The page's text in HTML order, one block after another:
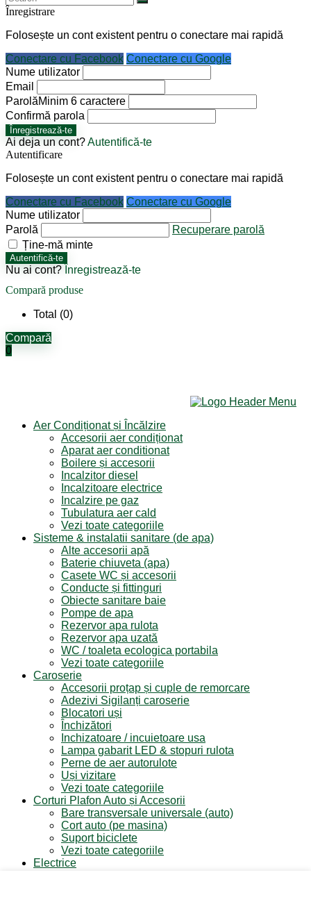
Înregistrare
Folosește un cont existent pentru o conectare mai rapidă
Conectare cu Facebook Conectare cu Google
Nume utilizator
Email
ParolăMinim 6 caractere
Confirmă parola
Înregistrează-te
Ai deja un cont?Autentifică-te
Autentificare
Folosește un cont existent pentru o conectare mai rapidă
Conectare cu Facebook Conectare cu Google
Nume utilizator
Parolă
Recuperare parolă
Ține-mă minte
Autentifică-te
Nu ai cont? Înregistrează-te
Compară produse
Total (0)
Compară
0
Aer Condiționat și Încălzire
Accesorii aer condiționat
Aparat aer conditionat
Boilere și accesorii
Incalzitor diesel
Incalzitoare electrice
Incalzire pe gaz
Tubulatura aer cald
Vezi toate categoriile
Sisteme & instalatii sanitare (de apa)
Alte accesorii apă
Baterie chiuveta (apa)
Casete WC și accesorii
Conducte și fittinguri
Obiecte sanitare baie
Pompe de apa
Rezervor apa rulota
Rezervor apa uzată
WC / toaleta ecologica portabila
Vezi toate categoriile
Caroserie
Accesorii proțap și cuple de remorcare
Adezivi Sigilanți caroserie
Blocatori uși
Închizători
Inchizatoare / incuietoare usa
Lampa gabarit LED & stopuri rulota
Perne de aer autorulote
Uși vizitare
Vezi toate categoriile
Corturi Plafon Auto și Accesorii
Bare transversale universale (auto)
Cort auto (pe masina)
Suport biciclete
Vezi toate categoriile
Electrice